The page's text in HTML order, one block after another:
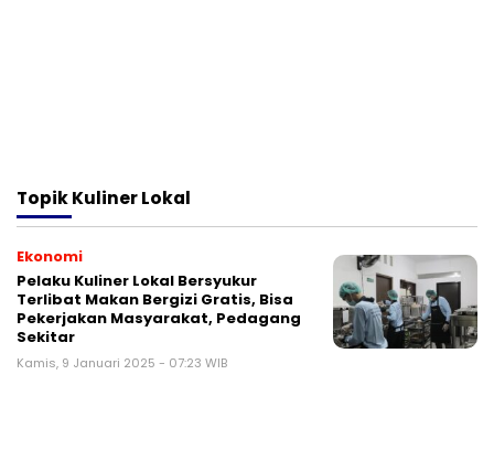
TopikKuliner Lokal
Ekonomi
Pelaku Kuliner Lokal Bersyukur
Terlibat Makan Bergizi Gratis, Bisa
Pekerjakan Masyarakat, Pedagang
Sekitar
Kamis, 9 Januari 2025 - 07:23 WIB